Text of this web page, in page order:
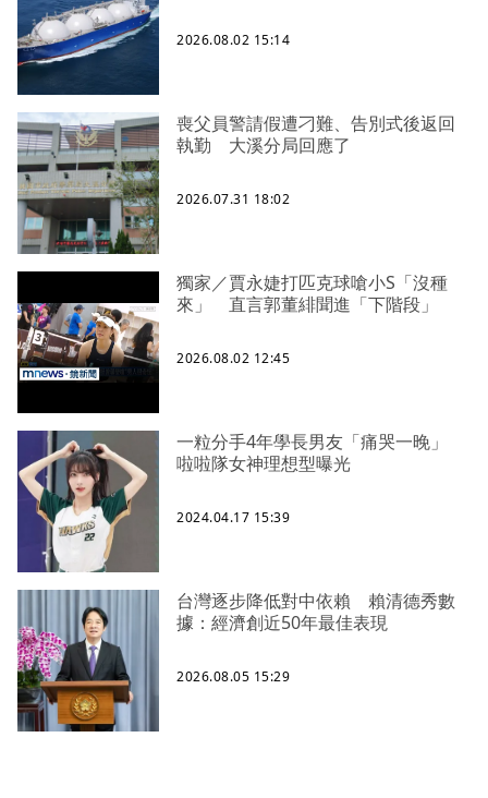
2026.08.02 15:14
喪父員警請假遭刁難、告別式後返回
執勤 大溪分局回應了
2026.07.31 18:02
獨家／賈永婕打匹克球嗆小S「沒種
來」 直言郭董緋聞進「下階段」
2026.08.02 12:45
一粒分手4年學長男友「痛哭一晚」
啦啦隊女神理想型曝光
2024.04.17 15:39
台灣逐步降低對中依賴 賴清德秀數
據：經濟創近50年最佳表現
2026.08.05 15:29